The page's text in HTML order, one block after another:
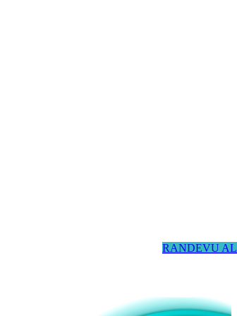
RANDEVU AL